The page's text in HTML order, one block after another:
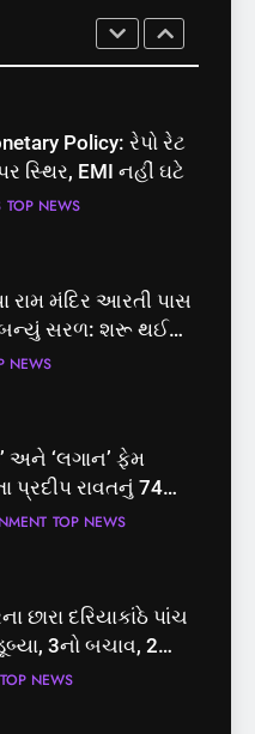
પવન પાંડેને 2027
ઉમેદવાર
Policy: રેપો રેટ
સ્થિર, EMI નહીં ઘટે
TOP NEWS
રામ મંદિર આરતી પાસ
સરળ: શરૂ થઈ
જાણો સંપૂર્ણ
NEWS
અને ‘લગાન’ ફેમ
પ્રદીપ રાવતનું 74
નિધન, બ્લડ કેન્સર
TOP NEWS
છારા દરિયાકાંઠે પાંચ
3નો બચાવ, 2
TOP NEWS